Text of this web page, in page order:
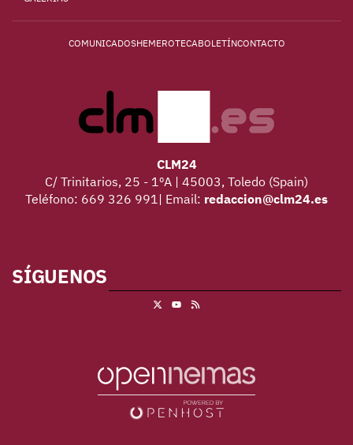
COMUNICADOSHEMEROTECABOLETÍNCONTACTO
CLM24
C/ Trinitarios, 25 - 1ºA | 45003, Toledo (Spain)
Teléfono: 669 326 991| Email: redaccion@clm24.es
SÍGUENOS